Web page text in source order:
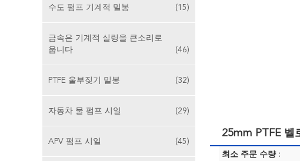
수도 펌프 기계적 밀봉 (15)
금속은 기계적 실링을 큰소리로
웁니다
(46)
PTFE 울부짖기 밀봉 (32)
자동차 물 펌프 시일 (29)
APV 펌프 시일 (45)
25mm PTFE 벨
최소 주문 수량 :